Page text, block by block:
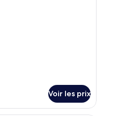
Voir les prix